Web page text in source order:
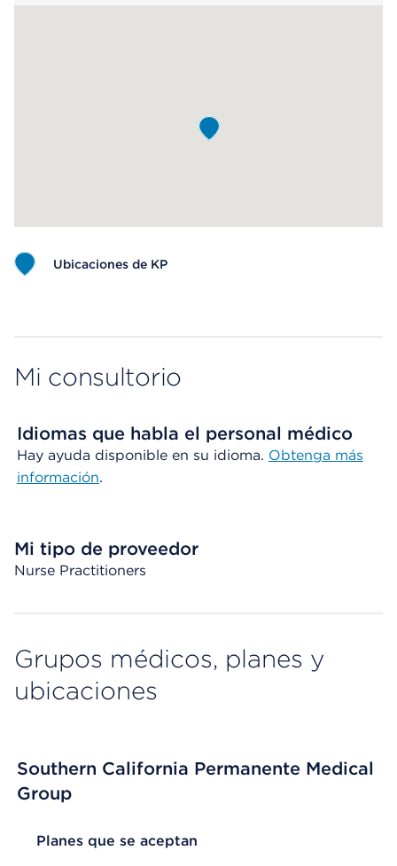
Ubicaciones de KP
Mi consultorio
Idiomas que habla el personal médico
Hay ayuda disponible en su idioma. Obtenga más
información.
Mi tipo de proveedor
Nurse Practitioners
Grupos médicos, planes y
ubicaciones
Southern California Permanente Medical
Group
List Header Planes que se aceptan
Planes que se aceptan